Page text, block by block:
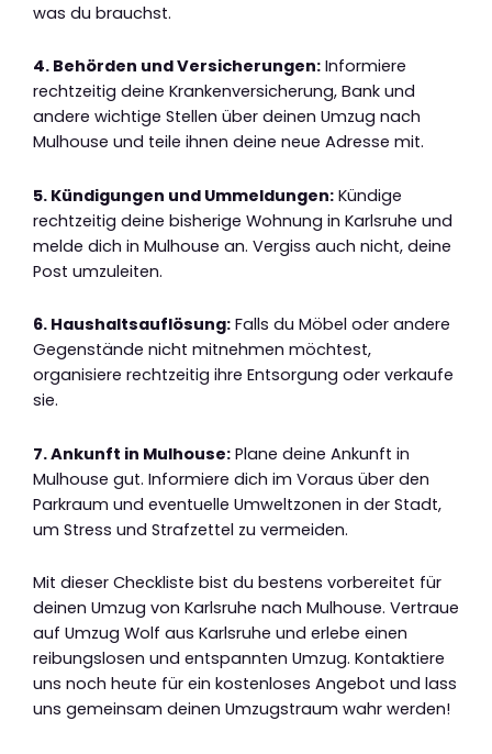
was du brauchst.
4. Behörden und Versicherungen: Informiere
rechtzeitig deine Krankenversicherung, Bank und
andere wichtige Stellen über deinen Umzug nach
Mulhouse und teile ihnen deine neue Adresse mit.
5. Kündigungen und Ummeldungen: Kündige
rechtzeitig deine bisherige Wohnung in Karlsruhe und
melde dich in Mulhouse an. Vergiss auch nicht, deine
Post umzuleiten.
6. Haushaltsauflösung: Falls du Möbel oder andere
Gegenstände nicht mitnehmen möchtest,
organisiere rechtzeitig ihre Entsorgung oder verkaufe
sie.
7. Ankunft in Mulhouse: Plane deine Ankunft in
Mulhouse gut. Informiere dich im Voraus über den
Parkraum und eventuelle Umweltzonen in der Stadt,
um Stress und Strafzettel zu vermeiden.
Mit dieser Checkliste bist du bestens vorbereitet für
deinen Umzug von Karlsruhe nach Mulhouse. Vertraue
auf Umzug Wolf aus Karlsruhe und erlebe einen
reibungslosen und entspannten Umzug. Kontaktiere
uns noch heute für ein kostenloses Angebot und lass
uns gemeinsam deinen Umzugstraum wahr werden!